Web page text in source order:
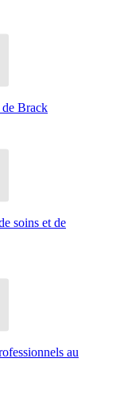
de Brack
soins et de
au